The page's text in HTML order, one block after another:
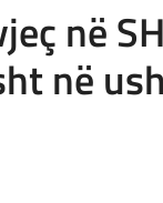
në
në